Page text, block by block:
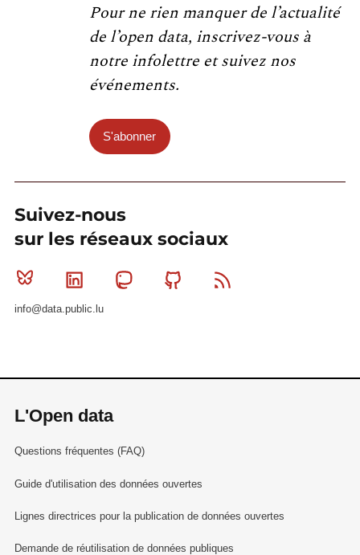
Pour ne rien manquer de l’actualité
de l’open data, inscrivez-vous à
notre infolettre et suivez nos
événements.
S'abonner
Suivez-nous
sur les réseaux sociaux
Bluesky Linkedin MastodonGithub
info@data.public.lu
L'Open data
Questions fréquentes (FAQ)
Guide d'utilisation des données ouvertes
Lignes directrices pour la publication de données ouvertes
Demande de réutilisation de données publiques